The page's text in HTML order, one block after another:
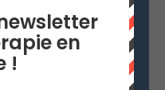
Rejoignez notre
cadeau le guide
: "
en
!